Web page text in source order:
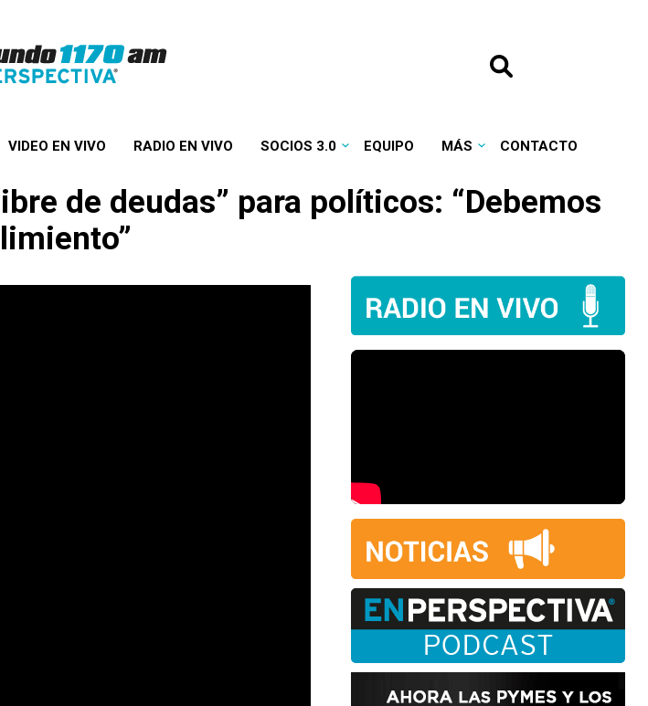
VIDEO EN VIVO RADIO EN VIVO SOCIOS 3.0 EQUIPO MÁS CONTACTO
de deudas” para políticos: “Debemos